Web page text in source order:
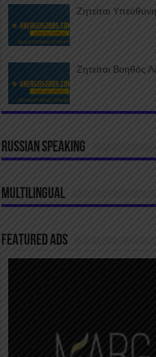
Ζητείται
Ζητείται Βοηθός
RUSSIAN SPEAKING
MULTILINGUAL
FEATURED ADS